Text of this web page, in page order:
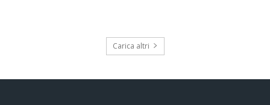
Carica altri